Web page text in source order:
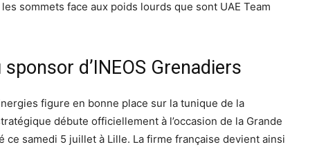
sommets face aux poids lourds que sont UAE Team
d’INEOS Grenadiers
figure en bonne place sur la tunique de la
débute officiellement à l’occasion de la Grande
ce samedi 5 juillet à Lille. La firme française devient ainsi